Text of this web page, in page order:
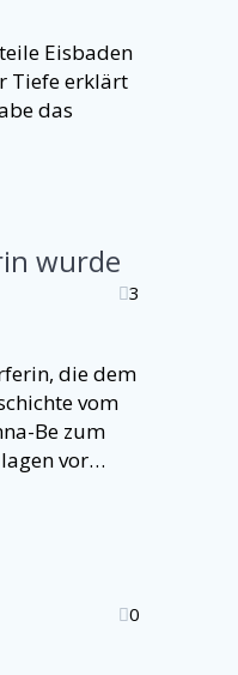
Eisbaden
Tiefe erklärt
das
wurde
3
die dem
vom
Be zum
vor…
0